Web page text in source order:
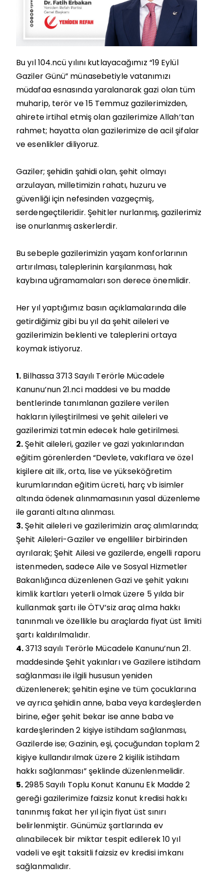
Bu yıl 104.ncü yılını kutlayacağımız “19 Eylül
Gaziler Günü” münasebetiyle vatanımızı
müdafaa esnasında yaralanarak gazi olan tüm
muharip, terör ve 15 Temmuz gazilerimizden,
ahirete irtihal etmiş olan gazilerimize Allah’tan
rahmet; hayatta olan gazilerimize de acil şifalar
ve esenlikler diliyoruz.
Gaziler; şehidin şahidi olan, şehit olmayı
arzulayan, milletimizin rahatı, huzuru ve
güvenliği için nefesinden vazgeçmiş,
serdengeçtileridir. Şehitler nurlanmış, gazilerimiz
ise onurlanmış askerlerdir.
Bu sebeple gazilerimizin yaşam konforlarının
artırılması, taleplerinin karşılanması, hak
kaybına uğramamaları son derece önemlidir.
Her yıl yaptığımız basın açıklamalarında dile
getirdiğimiz gibi bu yıl da şehit aileleri ve
gazilerimizin beklenti ve taleplerini ortaya
koymak istiyoruz.
1. Bilhassa 3713 Sayılı Terörle Mücadele
Kanunu’nun 21.nci maddesi ve bu madde
bentlerinde tanımlanan gazilere verilen
hakların iyileştirilmesi ve şehit aileleri ve
gazilerimizi tatmin edecek hale getirilmesi.
2. Şehit aileleri, gaziler ve gazi yakınlarından
eğitim görenlerden “Devlete, vakıflara ve özel
kişilere ait ilk, orta, lise ve yükseköğretim
kurumlarından eğitim ücreti, harç vb isimler
altında ödenek alınmamasının yasal düzenleme
ile garanti altına alınması.
3. Şehit aileleri ve gazilerimizin araç alımlarında;
Şehit Aileleri-Gaziler ve engelliler birbirinden
ayrılarak; Şehit Ailesi ve gazilerde, engelli raporu
istenmeden, sadece Aile ve Sosyal Hizmetler
Bakanlığınca düzenlenen Gazi ve şehit yakını
kimlik kartları yeterli olmak üzere 5 yılda bir
kullanmak şartı ile ÖTV’siz araç alma hakkı
tanınmalı ve özellikle bu araçlarda fiyat üst limiti
şartı kaldırılmalıdır.
4.3713 sayılı Terörle Mücadele Kanunu’nun 21.
maddesinde Şehit yakınları ve Gazilere istihdam
sağlanması ile ilgili hususun yeniden
düzenlenerek; şehitin eşine ve tüm çocuklarına
ve ayrıca şehidin anne, baba veya kardeşlerden
birine, eğer şehit bekar ise anne baba ve
kardeşlerinden 2 kişiye istihdam sağlanması,
Gazilerde ise; Gazinin, eşi, çocuğundan toplam 2
kişiye kullandırılmak üzere 2 kişilik istihdam
hakkı sağlanması” şeklinde düzenlenmelidir.
5.2985 Sayılı Toplu Konut Kanunu Ek Madde 2
gereği gazilerimize faizsiz konut kredisi hakkı
tanınmış fakat her yıl için fiyat üst sınırı
belirlenmiştir. Günümüz şartlarında ev
alınabilecek bir miktar tespit edilerek 10 yıl
vadeli ve eşit taksitli faizsiz ev kredisi imkanı
sağlanmalıdır.